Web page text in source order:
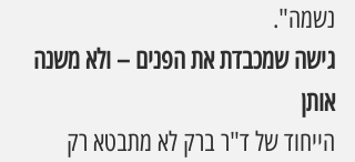
נשמה".
גישה שמכבדת את הפנים – ולא משנה
אותן
הייחוד של ד"ר ברק לא מתבטא רק